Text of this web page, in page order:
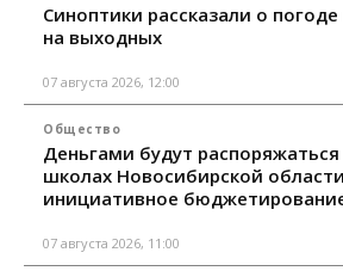
Синоптики рассказали о
на выходных
07 августа 2026, 12:00
Общество
Деньгами будут
школах Новосибирской
инициативное
07 августа 2026, 11:00